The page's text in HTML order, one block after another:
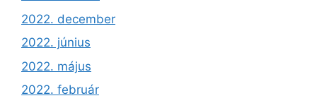
2022. december
2022. június
2022. május
2022. február